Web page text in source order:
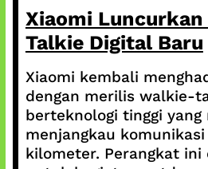
Xiaomi
Talkie Digital Baru
Xiaomi kembali
dengan merilis walkie-
berteknologi tinggi yang
menjangkau komunikasi
kilometer. Perangkat